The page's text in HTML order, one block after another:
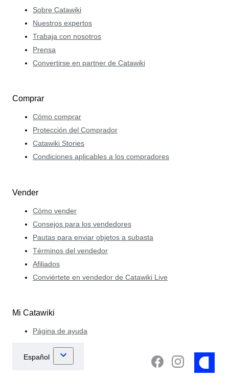
Sobre Catawiki
Nuestros expertos
Trabaja con nosotros
Prensa
Convertirse en partner de Catawiki
Comprar
Cómo comprar
Protección del Comprador
Catawiki Stories
Condiciones aplicables a los compradores
Vender
Cómo vender
Consejos para los vendedores
Pautas para enviar objetos a subasta
Términos del vendedor
Afiliados
Conviértete en vendedor de Catawiki Live
Mi Catawiki
Página de ayuda